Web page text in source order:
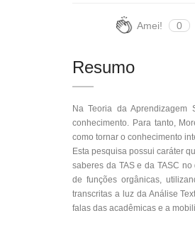
Amei! 0
Resumo
Na Teoria da
conhecimento. Para tanto,
como tornar o conhecimento
Esta pesquisa possui caráter
saberes da TAS e da TASC
de funções orgânicas,
transcritas a luz da Análise
falas das acadêmicas e a